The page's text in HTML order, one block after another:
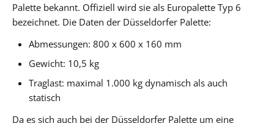
Palette bekannt. Offiziell wird sie als Europalette Typ 6
bezeichnet. Die Daten der Düsseldorfer Palette:
Abmessungen: 800 x 600 x 160 mm
Gewicht: 10,5 kg
Traglast: maximal 1.000 kg dynamisch als auch
statisch
Da es sich auch bei der Düsseldorfer Palette um eine